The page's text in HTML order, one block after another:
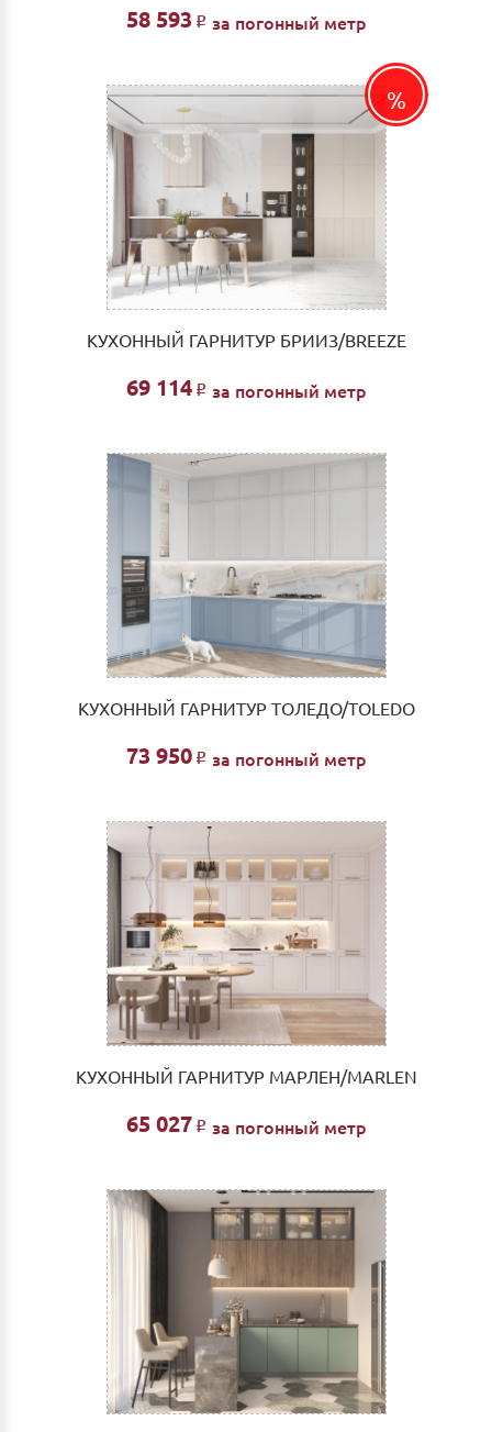
58 593 Р за погонный метр
КУХОННЫЙ ГАРНИТУР БРИИЗ/BREEZE
69 114 Р за погонный метр
КУХОННЫЙ ГАРНИТУР ТОЛЕДО/TOLEDO
73 950 Р за погонный метр
КУХОННЫЙ ГАРНИТУР МАРЛЕН/MARLEN
65 027 Р за погонный метр